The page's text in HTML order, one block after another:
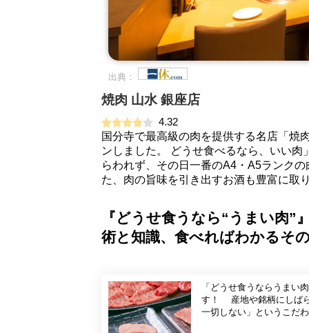
出典：
焼肉 山水 銀座店
4.32
国分寺で最高級の肉を提供する名店「焼
ンしました。 どうせ食べるなら、いい
らわれず、その日一番のA4・A5ランク
た、肉の旨味を引き出すお酒も豊富に取
『どうせ食うなら“うまい肉”
術と知識、食べればわかるそ
「どうせ食うならうまい
す！ 産地や銘柄にしばら
一切しない」というこだ